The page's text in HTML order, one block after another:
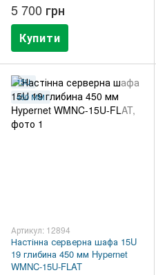
5 700 грн
Купити
15U
450 ММ
Артикул: 12894
Настінна серверна шафа 15U
19 глибина 450 мм Hypernet
WMNC-15U-FLAT